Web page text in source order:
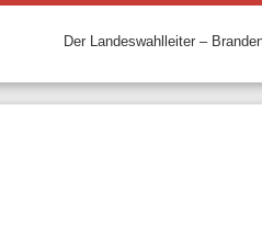
Der Landeswahlleiter –